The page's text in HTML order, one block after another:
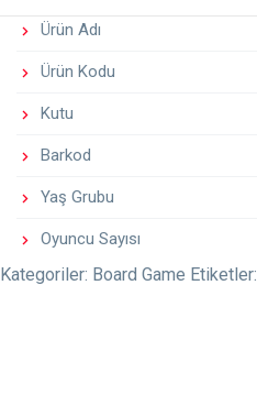
Ürün Adı
Ürün Kodu
Kutu
Barkod
Yaş Grubu
Oyuncu Sayısı
Kategoriler: Board Game Etiketler: